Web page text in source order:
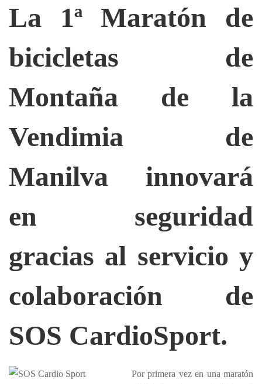
CardioSport.
La 1ª Maratón de
bicicletas de
Montaña de la
Vendimia de
Manilva innovará
en seguridad
gracias al servicio y
colaboración de
SOS CardioSport.
Por primera vez en una maratón